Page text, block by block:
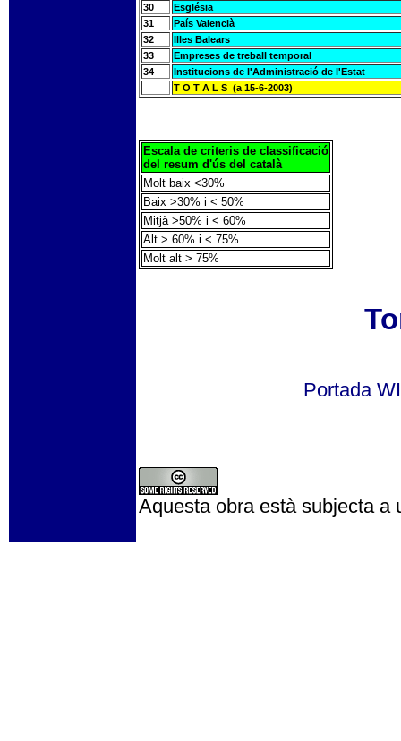
30
Església
31
País Valencià
32
Illes Balears
33
Empreses de treball temporal
34
Institucions de l'Administració de l'Estat
T O T A L S (a 15-6-2003)
Escala de criteris de classificació
del resum d'ús del català
Molt baix <30%
Baix >30% i < 50%
Mitjà >50% i < 60%
Alt > 60% i < 75%
Molt alt > 75%
Portada
Aquesta obra està subjecta a